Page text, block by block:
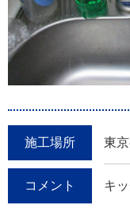
施工場所 東
コメント キ